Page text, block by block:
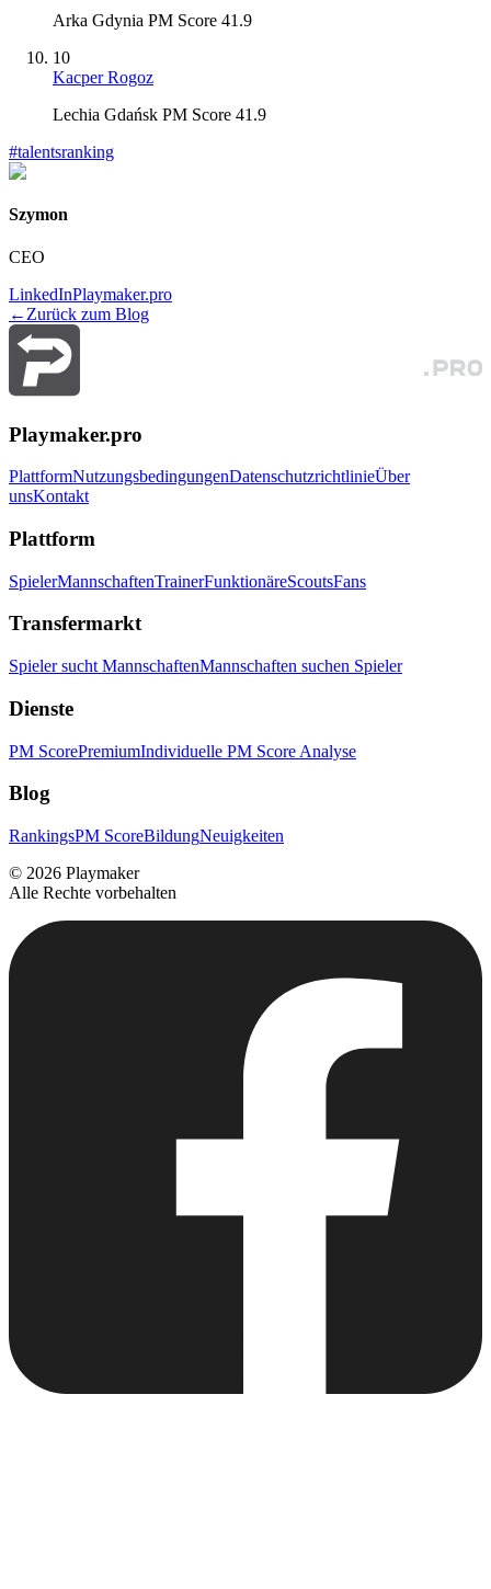
Arka Gdynia PM Score 41.9
10
Kacper Rogoz
Lechia Gdańsk PM Score 41.9
#talentsranking
Szymon
CEO
LinkedInPlaymaker.pro
← Zurück zum Blog
Playmaker.pro
PlattformNutzungsbedingungenDatenschutzrichtlinieÜber
unsKontakt
Plattform
SpielerMannschaftenTrainerFunktionäreScoutsFans
Transfermarkt
Spieler sucht MannschaftenMannschaften suchen Spieler
Dienste
PM ScorePremiumIndividuelle PM Score Analyse
Blog
RankingsPM ScoreBildungNeuigkeiten
© 2026 Playmaker
Alle Rechte vorbehalten